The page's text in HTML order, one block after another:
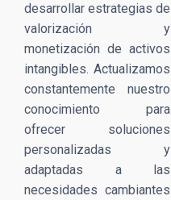
desarrollar estrategias de
valorización y
monetización de activos
intangibles. Actualizamos
constantemente nuestro
conocimiento para
ofrecer soluciones
personalizadas y
adaptadas a las
necesidades cambiantes